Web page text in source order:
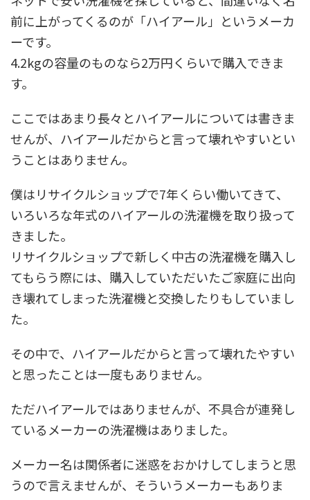
前に上がってくるのが「ハイアール」というメーカ
ーです。
4.2kgの容量のものなら2万円くらいで購入できま
す。
ここではあまり長々とハイアールについては書きま
せんが、ハイアールだからと言って壊れやすいとい
うことはありません。
僕はリサイクルショップで7年くらい働いてきて、
いろいろな年式のハイアールの洗濯機を取り扱って
きました。
リサイクルショップで新しく中古の洗濯機を購入し
てもらう際には、購入していただいたご家庭に出向
き壊れてしまった洗濯機と交換したりもしていまし
た。
その中で、ハイアールだからと言って壊れたやすい
と思ったことは一度もありません。
ただハイアールではありませんが、不具合が連発し
ているメーカーの洗濯機はありました。
メーカー名は関係者に迷惑をおかけしてしまうと思
うので言えませんが、そういうメーカーもありま